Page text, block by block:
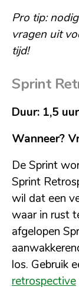
Pro tip:
vragen uit
tijd!
Sprint
Duur: 1,5 uur
Wanneer?
De Sprint
Sprint
wil dat een
waar in rust
afgelopen
los. Gebruik
retrospective